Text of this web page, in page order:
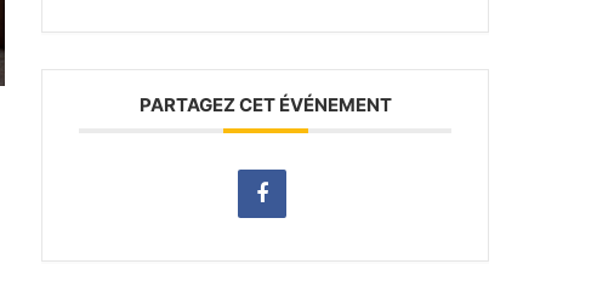
PARTAGEZ CET ÉVÉNEMENT